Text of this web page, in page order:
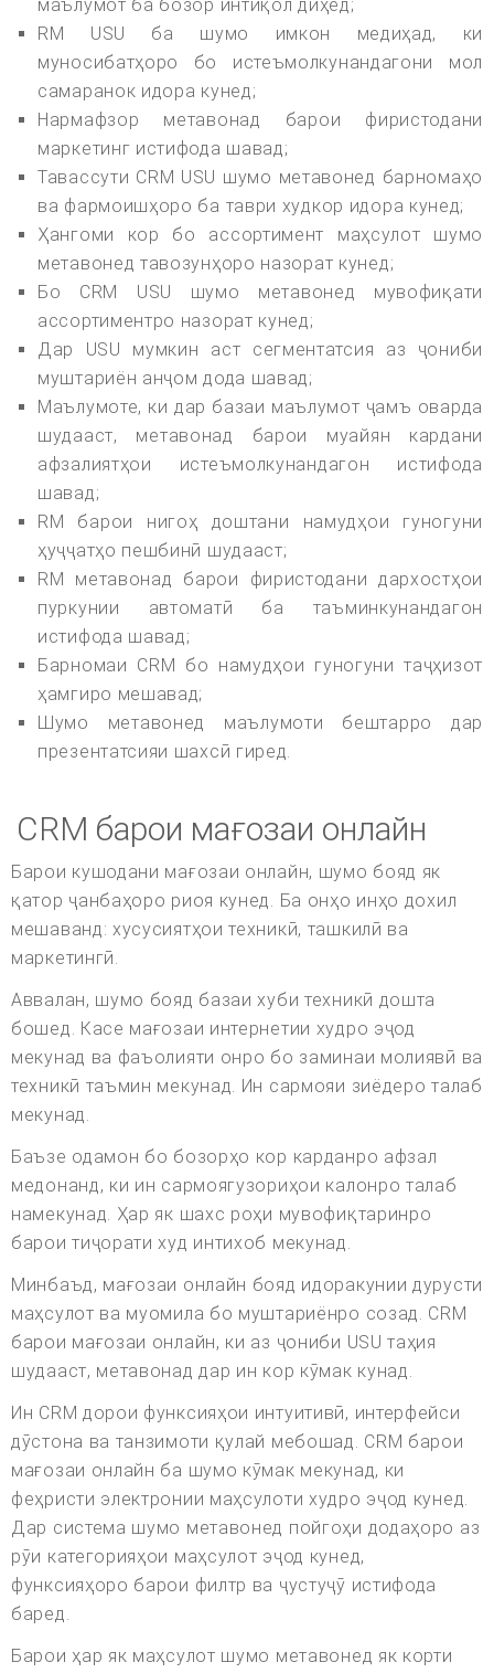
маълумот ба бозор интиқол диҳед;
RM USU ба шумо имкон медиҳад, ки
муносибатҳоро бо истеъмолкунандагони мол
самаранок идора кунед;
Нармафзор метавонад барои фиристодани
маркетинг истифода шавад;
Тавассути CRM USU шумо метавонед барномаҳо
ва фармоишҳоро ба таври худкор идора кунед;
Ҳангоми кор бо ассортимент маҳсулот шумо
метавонед тавозунҳоро назорат кунед;
Бо CRM USU шумо метавонед мувофиқати
ассортиментро назорат кунед;
Дар USU мумкин аст сегментатсия аз ҷониби
муштариён анҷом дода шавад;
Маълумоте, ки дар базаи маълумот ҷамъ оварда
шудааст, метавонад барои муайян кардани
афзалиятҳои истеъмолкунандагон истифода
шавад;
RM барои нигоҳ доштани намудҳои гуногуни
ҳуҷҷатҳо пешбинӣ шудааст;
RM метавонад барои фиристодани дархостҳои
пуркунии автоматӣ ба таъминкунандагон
истифода шавад;
Барномаи CRM бо намудҳои гуногуни таҷҳизот
ҳамгиро мешавад;
Шумо метавонед маълумоти бештарро дар
презентатсияи шахсӣ гиред.
CRM барои мағозаи онлайн
Барои кушодани мағозаи онлайн, шумо бояд як
қатор ҷанбаҳоро риоя кунед. Ба онҳо инҳо дохил
мешаванд: хусусиятҳои техникӣ, ташкилӣ ва
маркетингӣ.
Аввалан, шумо бояд базаи хуби техникӣ дошта
бошед. Касе мағозаи интернетии худро эҷод
мекунад ва фаъолияти онро бо заминаи молиявӣ ва
техникӣ таъмин мекунад. Ин сармояи зиёдеро талаб
мекунад.
Баъзе одамон бо бозорҳо кор карданро афзал
медонанд, ки ин сармоягузориҳои калонро талаб
намекунад. Ҳар як шахс роҳи мувофиқтаринро
барои тиҷорати худ интихоб мекунад.
Минбаъд, мағозаи онлайн бояд идоракунии дурусти
маҳсулот ва муомила бо муштариёнро созад. CRM
барои мағозаи онлайн, ки аз ҷониби USU таҳия
шудааст, метавонад дар ин кор кӯмак кунад.
Ин CRM дорои функсияҳои интуитивӣ, интерфейси
дӯстона ва танзимоти қулай мебошад. CRM барои
мағозаи онлайн ба шумо кӯмак мекунад, ки
феҳристи электронии маҳсулоти худро эҷод кунед.
Дар система шумо метавонед пойгоҳи додаҳоро аз
рӯи категорияҳои маҳсулот эҷод кунед,
функсияҳоро барои филтр ва ҷустуҷӯ истифода
баред.
Барои ҳар як маҳсулот шумо метавонед як корти